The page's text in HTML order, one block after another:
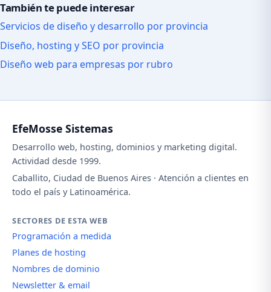
También te puede interesar
Servicios de diseño y desarrollo por provincia
Diseño, hosting y SEO por provincia
Diseño web para empresas por rubro
EfeMosse Sistemas
Desarrollo web, hosting, dominios y marketing digital.
Actividad desde 1999.
Caballito, Ciudad de Buenos Aires · Atención a clientes en
todo el país y Latinoamérica.
SECTORES DE ESTA WEB
Programación a medida
Planes de hosting
Nombres de dominio
Newsletter & email